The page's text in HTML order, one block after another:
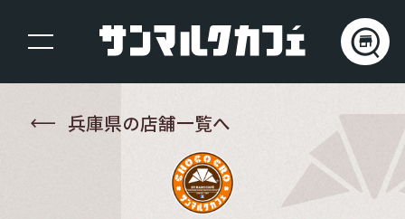
兵庫県の店舗一覧へ